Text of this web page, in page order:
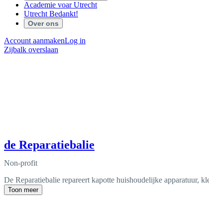
Academie voar Utrecht
Utrecht Bedankt!
Over ons
Account aanmakenLog in
Zijbalk overslaan
de Reparatiebalie
Non-profit
De Reparatiebalie repareert kapotte huishoudelijke apparatuur,
Toon meer